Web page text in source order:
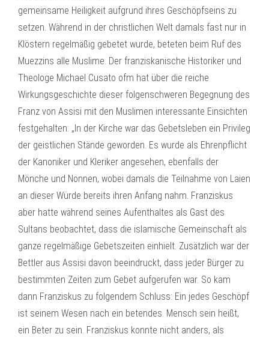
gemeinsame Heiligkeit aufgrund ihres Geschöpfseins zu
setzen. Während in der christlichen Welt damals fast nur in
Klöstern regelmäßig gebetet wurde, beteten beim Ruf des
Muezzins alle Muslime. Der franziskanische Historiker und
Theologe Michael Cusato ofm hat über die reiche
Wirkungsgeschichte dieser folgenschweren Begegnung des
Franz von Assisi mit den Muslimen interessante Einsichten
festgehalten: „In der Kirche war das Gebetsleben ein Privileg
der geistlichen Stände geworden. Es wurde als Ehrenpflicht
der Kanoniker und Kleriker angesehen, ebenfalls der
Mönche und Nonnen, wobei damals die Teilnahme von Laien
an dieser Würde bereits ihren Anfang nahm. Franziskus
aber hatte während seines Aufenthaltes als Gast des
Sultans beobachtet, dass die islamische Gemeinschaft als
ganze regelmäßige Gebetszeiten einhielt. Zusätzlich war der
Bettler aus Assisi davon beeindruckt, dass jeder Bürger zu
bestimmten Zeiten zum Gebet aufgerufen war. So kam
dann Franziskus zu folgendem Schluss: Ein jedes Geschöpf
ist seinem Wesen nach ein betendes. Mensch sein heißt,
ein Beter zu sein. Franziskus konnte nicht anders, als